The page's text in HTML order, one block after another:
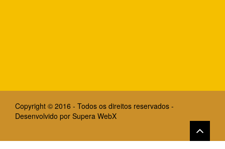
Copyright © 2016 - Todos os direitos reservados -
Desenvolvido por Supera WebX